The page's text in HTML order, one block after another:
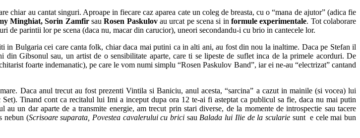
au cantat singuri. Aproape in fiecare caz aparea cate un coleg de breasta, cu o “mana de ajutor” (adica fie
Minghiat, Sorin ZamfirsauRosen Paskulovau urcat pe scena si in formule experimentale. Tot colaborare
parintii lor pe scena (daca nu, macar din carucior), uneori secondandu-i cu brio in cantecele lor.
in Bulgaria cei care canta folk, chiar daca mai putini ca in alti ani, au fost din nou la inaltime. Daca pe Stefan il
din Gibsonul sau, un artist de o sensibilitate aparte, care ti se lipeste de suflet inca de la primele acorduri. De
foarte indemanatic), pe care le vom numi simplu “Rosen Paskulov Band”, iar ei ne-au “electrizat” cantand
Daca anul trecut au fost prezenti Vintila si Baniciu, anul acesta, “sarcina” a cazut in mainile (si vocea) lui
Tinand cont ca recitalul lui Imi a inceput dupa ora 12 te-ai fi asteptat ca publicul sa fie, daca nu mai putin
un dar aparte de a transmite energie, am trecut prin stari diverse, de la momente de introspectie sau tacere
nebun (Scrisoare suparata, Povestea cavalerului cu brici sau Balada lui Ilie de la sculariesunt e cele mai bun